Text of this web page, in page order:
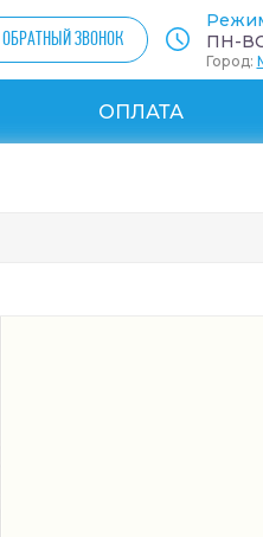
ОБРАТНЫЙ ЗВОНОК
ПН-ВС
Город:
ОПЛАТА